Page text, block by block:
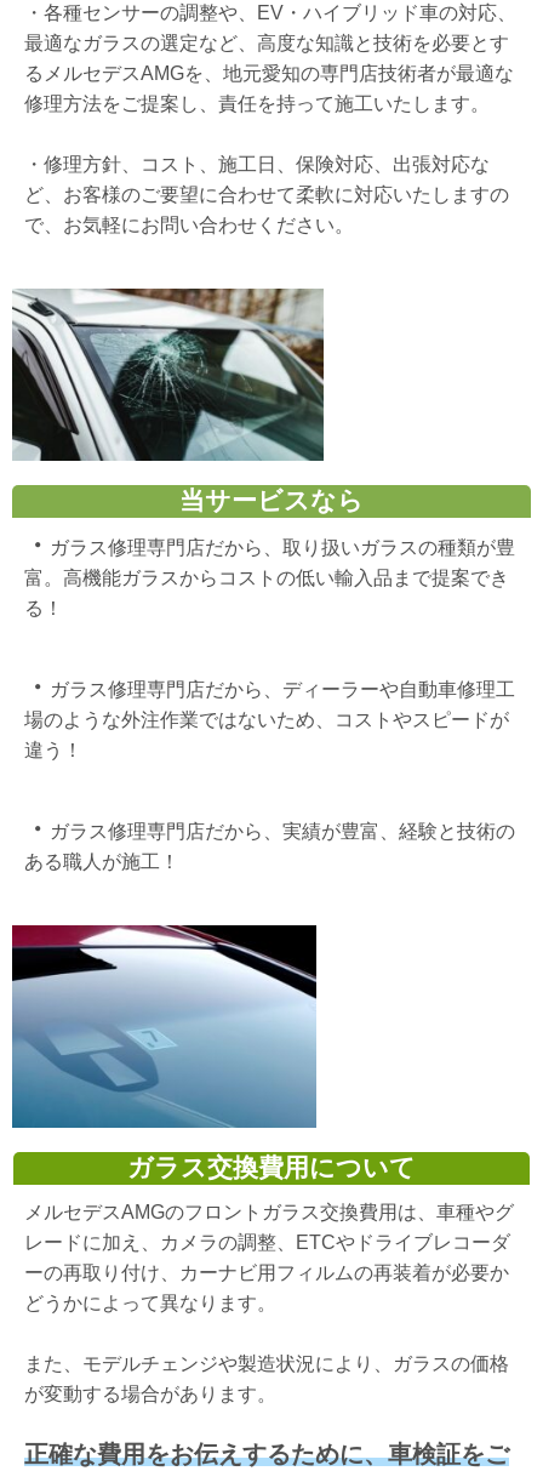
・ 各種センサーの調整や、EV・ハイブリッド車の対応、
最適なガラスの選定など、高度な知識と技術を必要とす
るメルセデスAMGを、地元愛知の専門店技術者が最適な
修理方法をご提案し、責任を持って施工いたします。
・ 修理方針、コスト、施工日、保険対応、出張対応な
ど、お客様のご要望に合わせて柔軟に対応いたしますの
で、お気軽にお問い合わせください。
当サービスなら
・ ガラス修理専門店だから、取り扱いガラスの種類が豊
富。高機能ガラスからコストの低い輸入品まで提案でき
る！
・ ガラス修理専門店だから、ディーラーや自動車修理工
場のような外注作業ではないため、コストやスピードが
違う！
・ ガラス修理専門店だから、実績が豊富、経験と技術の
ある職人が施工！
ガラス交換費用について
メルセデスAMGのフロントガラス交換費用は、車種やグ
レードに加え、カメラの調整、ETCやドライブレコーダ
ーの再取り付け、カーナビ用フィルムの再装着が必要か
どうかによって異なります。
また、モデルチェンジや製造状況により、ガラスの価格
が変動する場合があります。
正確な費用をお伝えするために、車検証をご